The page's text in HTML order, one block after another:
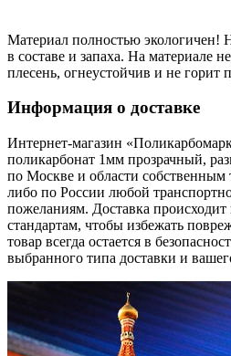
Материал полностью экологичен!
в составе и запаха. На материале
плесень, огнеустойчив и не
Информация о доставке
Интернет-магазин
поликарбонат 1мм прозрачный,
по Москве и области собственным
либо по России любой
пожеланиям. Доставка
стандартам, чтобы избежать
товар всегда остается в
выбранного типа доставки и